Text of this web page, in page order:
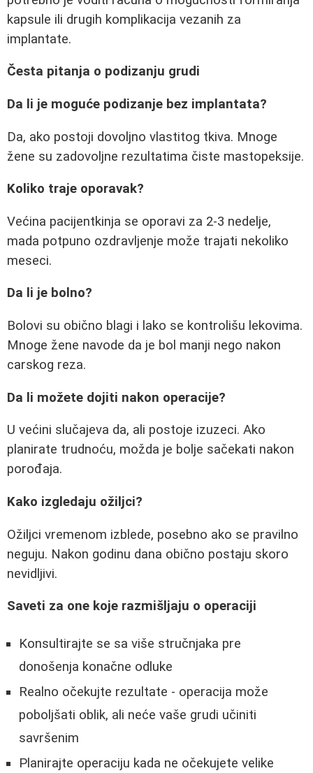
kapsule ili drugih komplikacija vezanih za
implantate.
Česta pitanja o podizanju grudi
Da li je moguće podizanje bez implantata?
Da, ako postoji dovoljno vlastitog tkiva. Mnoge
žene su zadovoljne rezultatima čiste mastopeksije.
Koliko traje oporavak?
Većina pacijentkinja se oporavi za 2-3 nedelje,
mada potpuno ozdravljenje može trajati nekoliko
meseci.
Da li je bolno?
Bolovi su obično blagi i lako se kontrolišu lekovima.
Mnoge žene navode da je bol manji nego nakon
carskog reza.
Da li možete dojiti nakon operacije?
U većini slučajeva da, ali postoje izuzeci. Ako
planirate trudnoću, možda je bolje sačekati nakon
porođaja.
Kako izgledaju ožiljci?
Ožiljci vremenom izblede, posebno ako se pravilno
neguju. Nakon godinu dana obično postaju skoro
nevidljivi.
Saveti za one koje razmišljaju o operaciji
Konsultirajte se sa više stručnjaka pre
donošenja konačne odluke
Realno očekujte rezultate - operacija može
poboljšati oblik, ali neće vaše grudi učiniti
savršenim
Planirajte operaciju kada ne očekujete velike